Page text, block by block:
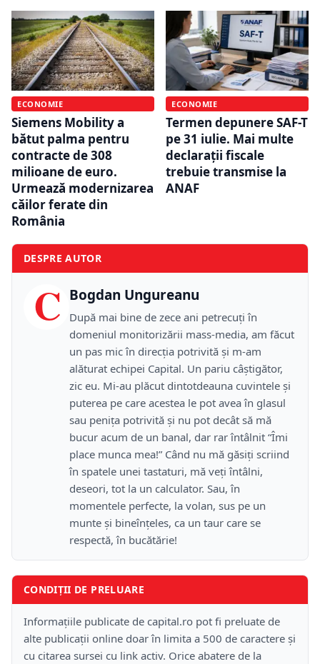
ECONOMIE
Siemens Mobility a
bătut palma pentru
contracte de 308
milioane de euro.
Urmează modernizarea
căilor ferate din
România
ECONOMIE
Termen depunere SAF-T
pe 31 iulie. Mai multe
declarații fiscale
trebuie transmise la
ANAF
DESPRE AUTOR
C Bogdan Ungureanu
După mai bine de zece ani petrecuţi în
domeniul monitorizării mass-media, am făcut
un pas mic în direcţia potrivită şi m-am
alăturat echipei Capital. Un pariu câştigător,
zic eu. Mi-au plăcut dintotdeauna cuvintele şi
puterea pe care acestea le pot avea în glasul
sau peniţa potrivită şi nu pot decât să mă
bucur acum de un banal, dar rar întâlnit “Îmi
place munca mea!” Când nu mă găsiţi scriind
în spatele unei tastaturi, mă veţi întâlni,
deseori, tot la un calculator. Sau, în
momentele perfecte, la volan, sus pe un
munte şi bineînţeles, ca un taur care se
respectă, în bucătărie!
CONDIȚII DE PRELUARE
Informațiile publicate de capital.ro pot fi preluate de
alte publicații online doar în limita a 500 de caractere și
cu citarea sursei cu link activ. Orice abatere de la